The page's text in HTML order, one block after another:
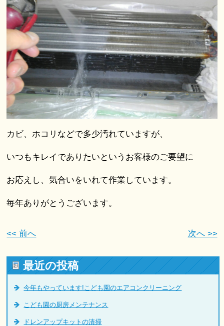
カビ、ホコリなどで多少汚れていますが、
いつもキレイでありたいというお客様のご要望に
お応えし、気合いをいれて作業しています。
毎年ありがとうございます。
<< 前へ 次へ >>
最近の投稿
今年もやっています!こども園のエアコンクリーニング
こども園の厨房メンテナンス
ドレンアップキットの清掃